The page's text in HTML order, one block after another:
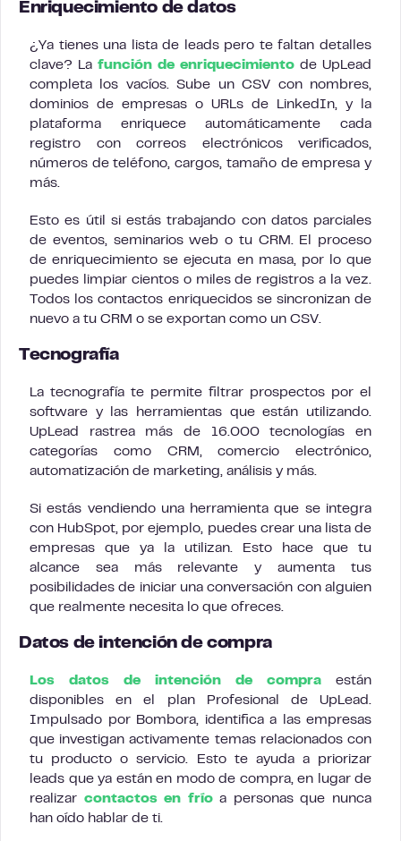
Enriquecimiento de datos
¿Ya tienes una lista de leads pero te faltan detalles
clave? La función de enriquecimiento de UpLead
completa los vacíos. Sube un CSV con nombres,
dominios de empresas o URLs de LinkedIn, y la
plataforma enriquece automáticamente cada
registro con correos electrónicos verificados,
números de teléfono, cargos, tamaño de empresa y
más.
Esto es útil si estás trabajando con datos parciales
de eventos, seminarios web o tu CRM. El proceso
de enriquecimiento se ejecuta en masa, por lo que
puedes limpiar cientos o miles de registros a la vez.
Todos los contactos enriquecidos se sincronizan de
nuevo a tu CRM o se exportan como un CSV.
Tecnografía
La tecnografía te permite filtrar prospectos por el
software y las herramientas que están utilizando.
UpLead rastrea más de 16.000 tecnologías en
categorías como CRM, comercio electrónico,
automatización de marketing, análisis y más.
Si estás vendiendo una herramienta que se integra
con HubSpot, por ejemplo, puedes crear una lista de
empresas que ya la utilizan. Esto hace que tu
alcance sea más relevante y aumenta tus
posibilidades de iniciar una conversación con alguien
que realmente necesita lo que ofreces.
Datos de intención de compra
Los datos de intención de compra están
disponibles en el plan Profesional de UpLead.
Impulsado por Bombora, identifica a las empresas
que investigan activamente temas relacionados con
tu producto o servicio. Esto te ayuda a priorizar
leads que ya están en modo de compra, en lugar de
realizar contactos en fríoa personas que nunca
han oído hablar de ti.